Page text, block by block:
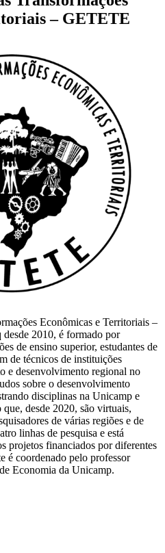
– GETETE
Econômicas e Territoriais –
2010, é formado por
de ensino superior, estudantes de
de técnicos de instituições
e desenvolvimento regional no
sobre o desenvolvimento
disciplinas na Unicamp e
desde 2020, são virtuais,
de várias regiões e de
linhas de pesquisa e está
projetos financiados por diferentes
é coordenado pelo professor
Economia da Unicamp.